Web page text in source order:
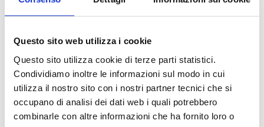
Questo sito web utilizza i cookie
Questo sito utilizza cookie di terze parti statistici.
Condividiamo inoltre le informazioni sul modo in cui
utilizza il nostro sito con i nostri partner tecnici che si
occupano di analisi dei dati web i quali potrebbero
combinarle con altre informazioni che ha fornito loro o
DISCIPLINARE Riscossione UTM 2023 26
Allegato Privacy
CAPITOLATO Riscossione UTM 2023 26
Relazione Tecnica PEF Riscossione UTM 2023